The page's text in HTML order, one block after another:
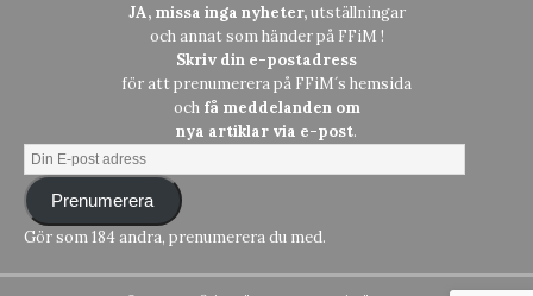
JA, missa inga nyheter,utställningar
och annat som händer på FFiM !
Skriv din e-postadress
för att prenumerera på FFiM´s hemsida
och få meddelanden om
nya artiklar via e-post.
Prenumerera
Gör som 184 andra, prenumerera du med.